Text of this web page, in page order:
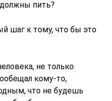
пить?
шаг к тому, что бы это
не только
кому-то,
что не будешь